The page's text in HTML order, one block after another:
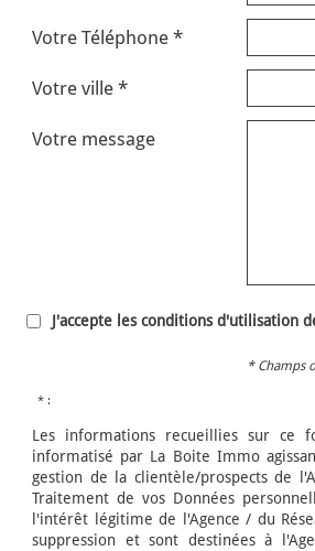
Votre Téléphone *
Votre ville *
Votre message
J'accepte les conditions d'utilisation
* Champs
* :
Les informations recueillies sur ce
informatisé par La Boite Immo
gestion de la clientèle/prospects de
Traitement de vos Données
l'intérêt légitime de l'Agence / du
suppression et sont destinées à